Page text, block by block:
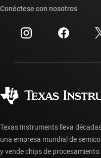
Eventos
Relaciones con los
Búsqueda de referencias
Centro de atención al
Preguntas frecuentes
Preguntas frecuentes
Conéctese con nosotros
Texas Instruments lleva
una empresa mundial de
y vende chips de